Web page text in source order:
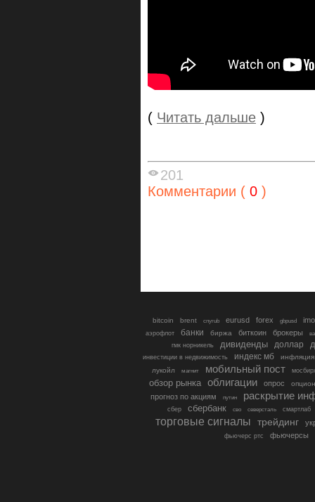
( Читать дальше )
201
Комментарии ( 0 )
bitcoin brent cnyrub eurusd forex gbpusd
аэрофлот банки биржа биткоин брокеры
гмк норникель
дивиденды доллар
инвестиции в недвижимость индекс мб
инфляция
лукойл
магнит мобильный пост
обзор рынка облигации опрос
прогноз по акциям путин раскрытие
сбер сбербанк сво северсталь смартлаб
торговые сигналы трейдинг
фьючерс ртс фьючерсы